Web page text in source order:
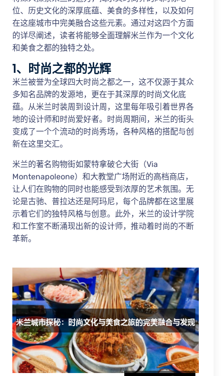
位、历史文化的深厚底蕴、美食的多样性，以及如何
在这座城市中完美融合这些元素。通过对这四个方面
的详尽阐述，读者将能够全面理解米兰作为一个文化
和美食之都的独特之处。
1、时尚之都的光辉
米兰被誉为全球四大时尚之都之一，这不仅源于其众
多知名品牌的发源地，更在于其深厚的时尚文化底
蕴。从米兰时装周到设计周，这里每年吸引着世界各
地的设计师和时尚爱好者。时尚周期间，米兰的街头
变成了一个个流动的时尚秀场，各种风格的搭配与创
新在这里交汇。
米兰的著名购物街如蒙特拿破仑大街（Via
Montenapoleone）和大教堂广场附近的高档商店，
让人们在购物的同时也能感受到浓厚的艺术氛围。无
论是古驰、普拉达还是阿玛尼，每个品牌都在这里展
示着它们的独特风格与创意。此外，米兰的设计学院
和工作室不断涌现出新的设计师，推动着时尚的不断
革新。